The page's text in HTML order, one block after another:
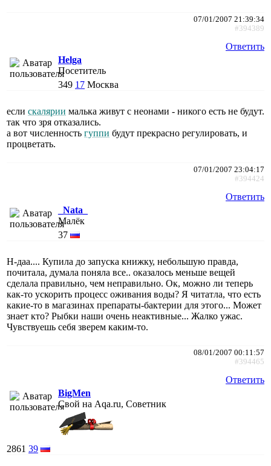
07/01/2007 21:39:34
#394389
Ответить
Helga
Посетитель
349 17 Москва
если скалярии малька живут с неонами - никого есть не будут.
так что зря отказались.
а вот численность гуппи будут прекрасно регулировать, и
процветать.
07/01/2007 23:04:17
#394424
Ответить
_Nata_
Малёк
37
Н-даа.... Купила до запуска книжку, небольшую правда,
почитала, думала поняла все.. оказалось меньше вещей
сделала правильно, чем неправильно. Ок, можно ли теперь
как-то ускорить процесс оживания воды? Я читатла, что есть
какие-то в магазинах препараты-бактерии для этого... Может
знает кто? Рыбки наши очень неактивные... Жалко ужас.
Чувствуешь себя зверем каким-то.
08/01/2007 00:11:57
#394465
Ответить
BigMen
Свой на Aqa.ru, Советник
2861 39